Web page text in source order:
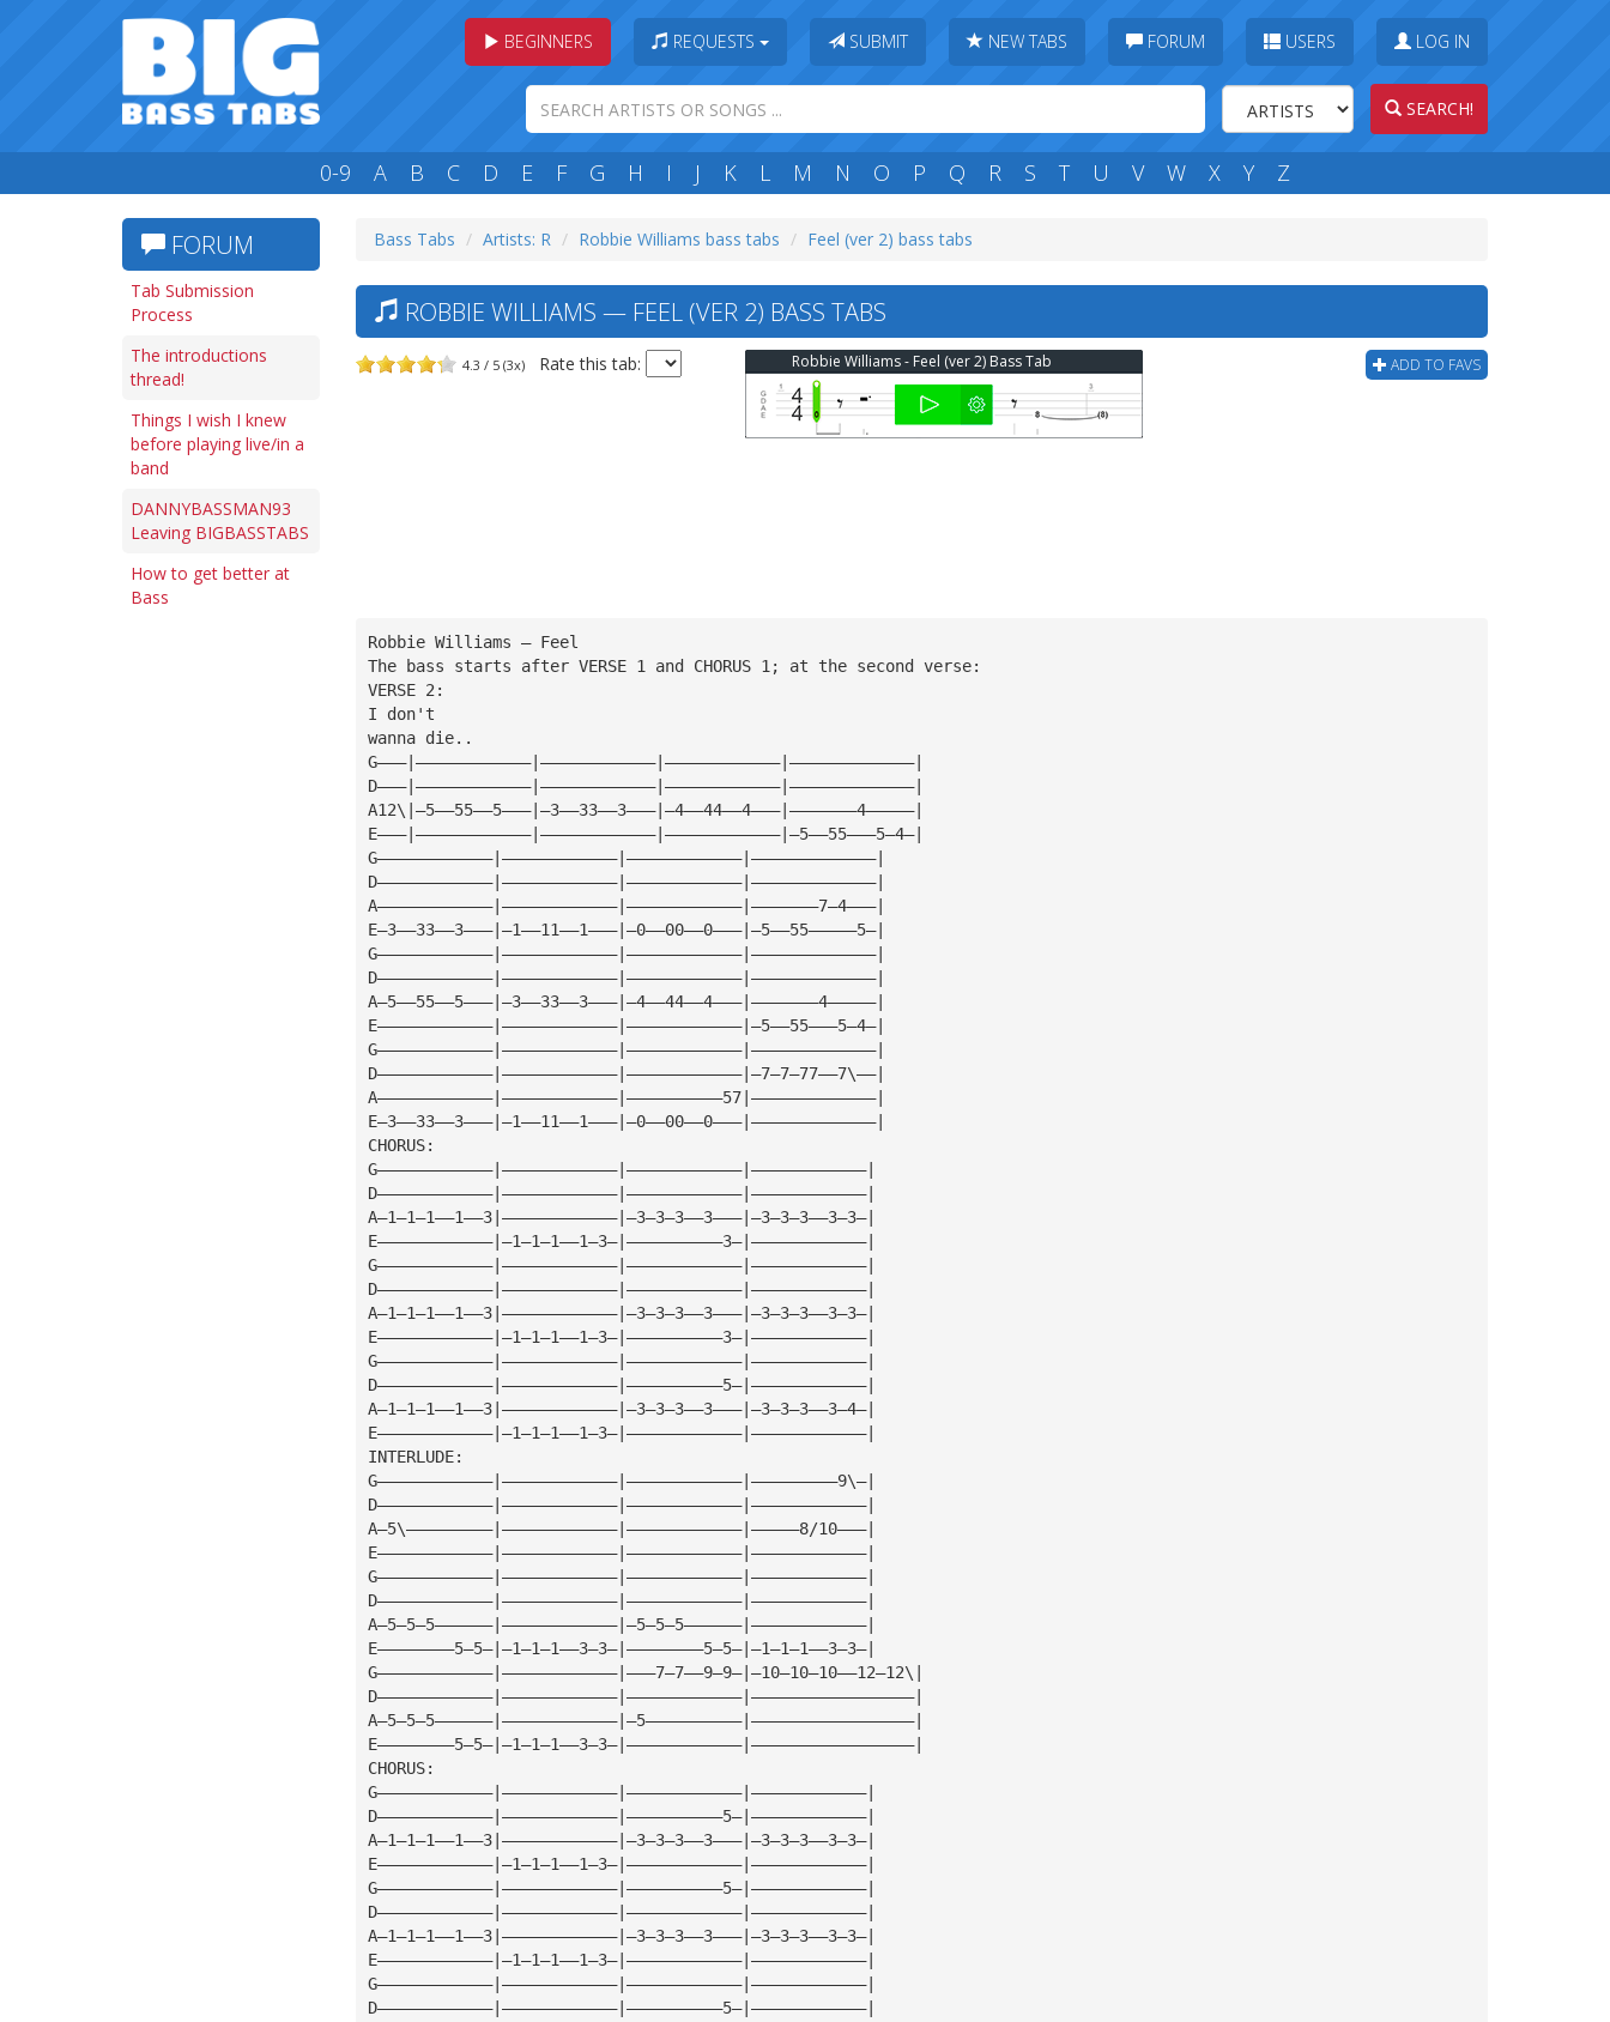
BEGINNERS REQUESTS SUBMIT NEW TABS FORUM USERS LOG IN
SEARCH!
0-9 A B C D E F G H I J K L M N O P Q R S T U V W X Y Z
FORUM
Tab Submission
Process
The introductions
thread!
Things I wish I knew
before playing live/in a
band
DANNYBASSMAN93
Leaving BIGBASSTABS
How to get better at
Bass
Bass Tabs Artists: R Robbie Williams bass tabs Feel (ver 2) bass tabs
ROBBIE WILLIAMS — FEEL (VER 2) BASS TABS
4.3 / 5 (3x) Rate this tab: ADD TO FAVS
Robbie Williams - Feel (ver 2) Bass Tab
Robbie Williams — Feel
The bass starts after VERSE 1 and CHORUS 1; at the second verse:
VERSE 2:
I don't
wanna die..
G———|————————————|————————————|————————————|—————————————|
D———|————————————|————————————|————————————|—————————————|
A12\|—5——55——5———|—3——33——3———|—4——44——4———|———————4—————|
E———|————————————|————————————|————————————|—5——55———5—4—|
G————————————|————————————|————————————|—————————————|
D————————————|————————————|————————————|—————————————|
A————————————|————————————|————————————|———————7—4———|
E—3——33——3———|—1——11——1———|—0——00——0———|—5——55—————5—|
G————————————|————————————|————————————|—————————————|
D————————————|————————————|————————————|—————————————|
A—5——55——5———|—3——33——3———|—4——44——4———|———————4—————|
E————————————|————————————|————————————|—5——55———5—4—|
G————————————|————————————|————————————|—————————————|
D————————————|————————————|————————————|—7—7—77——7\——|
A————————————|————————————|——————————57|—————————————|
E—3——33——3———|—1——11——1———|—0——00——0———|—————————————|
CHORUS:
G————————————|————————————|————————————|————————————|
D————————————|————————————|————————————|————————————|
A—1—1—1——1——3|————————————|—3—3—3——3———|—3—3—3——3—3—|
E————————————|—1—1—1——1—3—|——————————3—|————————————|
G————————————|————————————|————————————|————————————|
D————————————|————————————|————————————|————————————|
A—1—1—1——1——3|————————————|—3—3—3——3———|—3—3—3——3—3—|
E————————————|—1—1—1——1—3—|——————————3—|————————————|
G————————————|————————————|————————————|————————————|
D————————————|————————————|——————————5—|————————————|
A—1—1—1——1——3|————————————|—3—3—3——3———|—3—3—3——3—4—|
E————————————|—1—1—1——1—3—|————————————|————————————|
INTERLUDE:
G————————————|————————————|————————————|—————————9\—|
D————————————|————————————|————————————|————————————|
A—5\—————————|————————————|————————————|—————8/10———|
E————————————|————————————|————————————|————————————|
G————————————|————————————|————————————|————————————|
D————————————|————————————|————————————|————————————|
A—5—5—5——————|————————————|—5—5—5——————|————————————|
E————————5—5—|—1—1—1——3—3—|————————5—5—|—1—1—1——3—3—|
G————————————|————————————|———7—7——9—9—|—10—10—10——12—12\|
D————————————|————————————|————————————|—————————————————|
A—5—5—5——————|————————————|—5——————————|—————————————————|
E————————5—5—|—1—1—1——3—3—|————————————|—————————————————|
CHORUS:
G————————————|————————————|————————————|————————————|
D————————————|————————————|——————————5—|————————————|
A—1—1—1——1——3|————————————|—3—3—3——3———|—3—3—3——3—3—|
E————————————|—1—1—1——1—3—|————————————|————————————|
G————————————|————————————|——————————5—|————————————|
D————————————|————————————|————————————|————————————|
A—1—1—1——1——3|————————————|—3—3—3——3———|—3—3—3——3—3—|
E————————————|—1—1—1——1—3—|————————————|————————————|
G————————————|————————————|————————————|————————————|
D————————————|————————————|——————————5—|————————————|